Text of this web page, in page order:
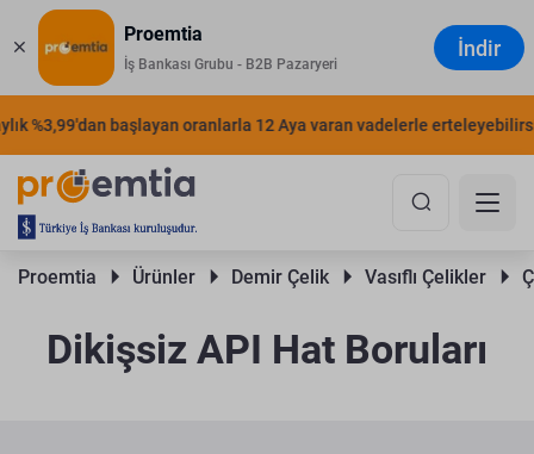
Proemtia
İş Bankası Grubu - B2B Pazaryeri
İndir
%3,99'dan başlayan oranlarla 12 Aya varan vadelerle
Proemtia Ürünler Demir Çelik Vasıflı Çelikler
Dikişsiz API Hat Boruları